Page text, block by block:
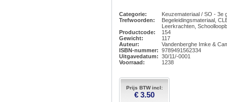
Categorie:
Keuzemateriaal / SO - 3e
Trefwoorden:
Begeleidingsmateriaal,
Leerkrachten,
Productcode:
154
Gewicht:
117
Auteur:
Vandenberghe Imke &
ISBN-nummer: 9789491562334
Uitgavedatum: 30/11/-0001
Voorraad:
1238
Prijs BTW incl:
€ 3.50